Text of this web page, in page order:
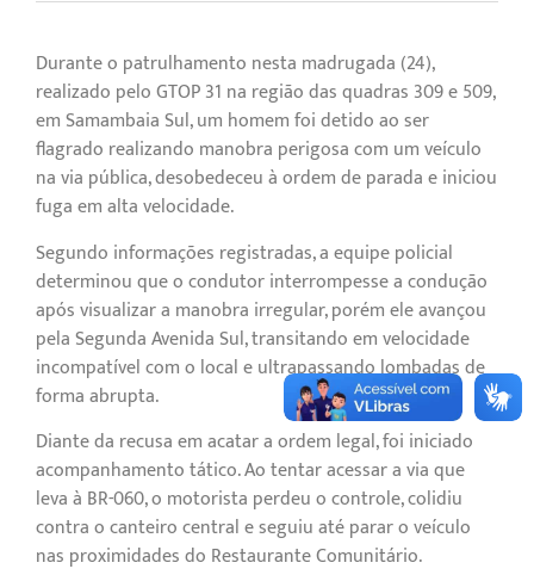
Durante o patrulhamento nesta madrugada (24),
realizado pelo GTOP 31 na região das quadras 309 e 509,
em Samambaia Sul, um homem foi detido ao ser
flagrado realizando manobra perigosa com um veículo
na via pública, desobedeceu à ordem de parada e iniciou
fuga em alta velocidade.
Segundo informações registradas, a equipe policial
determinou que o condutor interrompesse a condução
após visualizar a manobra irregular, porém ele avançou
pela Segunda Avenida Sul, transitando em velocidade
incompatível com o local e ultrapassando lombadas de
forma abrupta.
Diante da recusa em acatar a ordem legal, foi iniciado
acompanhamento tático. Ao tentar acessar a via que
leva à BR-060, o motorista perdeu o controle, colidiu
contra o canteiro central e seguiu até parar o veículo
nas proximidades do Restaurante Comunitário.